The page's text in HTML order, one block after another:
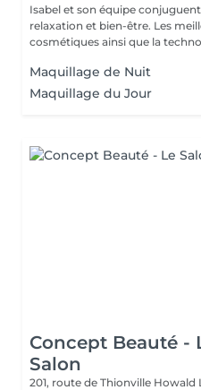
Isabel et son équipe
relaxation et bien-être. Les meilleures marques esthétiques et
cosmétiques ainsi que la
Maquillage de Nuit
Maquillage du Jour
Concept Beauté -
Salon
201, route de Thionville Howald